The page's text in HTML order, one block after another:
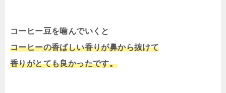
コーヒー豆を噛んでいくと
コーヒーの香ばしい香りが鼻から抜けて
香りがとても良かったです。